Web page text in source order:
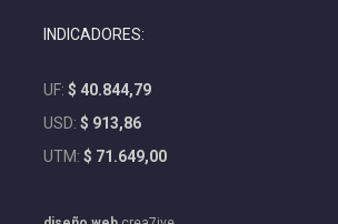
INDICADORES:
UF: $ 40.844,79
USD: $ 913,86
UTM: $ 71.649,00